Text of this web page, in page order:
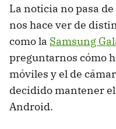
La noticia no pasa
nos hace ver de
como la Samsung
preguntarnos cómo
móviles y el de
decidido mantener
Android.